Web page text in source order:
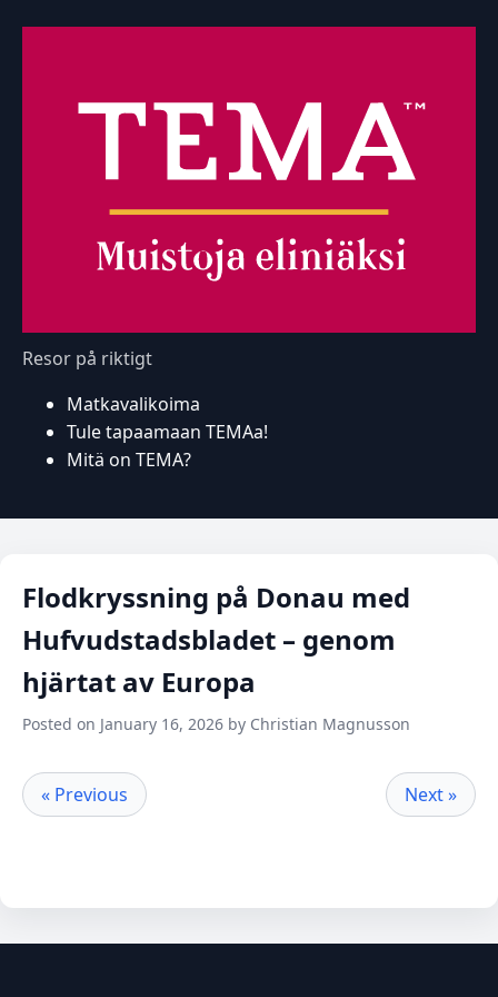
Resor på riktigt
Matkavalikoima
Tule tapaamaan TEMAa!
Mitä on TEMA?
Flodkryssning på Donau med
Hufvudstadsbladet – genom
hjärtat av Europa
Posted on January 16, 2026 by Christian Magnusson
« Previous Next »